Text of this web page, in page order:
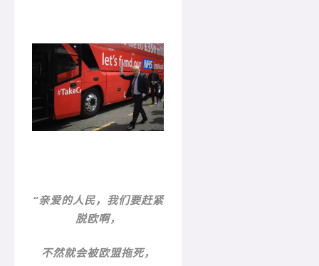
“亲爱的人民，我们要赶紧
脱欧啊，
不然就会被欧盟拖死，